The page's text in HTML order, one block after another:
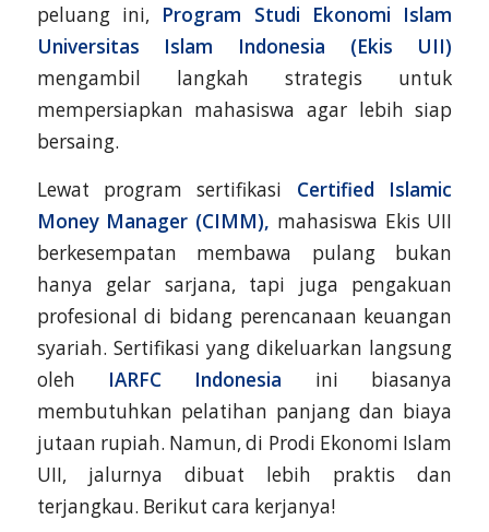
peluang ini, Program Studi Ekonomi Islam
Universitas Islam Indonesia (Ekis UII)
mengambil langkah strategis untuk
mempersiapkan mahasiswa agar lebih siap
bersaing.
Lewat program sertifikasi Certified Islamic
Money Manager (CIMM), mahasiswa Ekis UII
berkesempatan membawa pulang bukan
hanya gelar sarjana, tapi juga pengakuan
profesional di bidang perencanaan keuangan
syariah. Sertifikasi yang dikeluarkan langsung
oleh IARFC Indonesia ini biasanya
membutuhkan pelatihan panjang dan biaya
jutaan rupiah. Namun, di Prodi Ekonomi Islam
UII, jalurnya dibuat lebih praktis dan
terjangkau. Berikut cara kerjanya!